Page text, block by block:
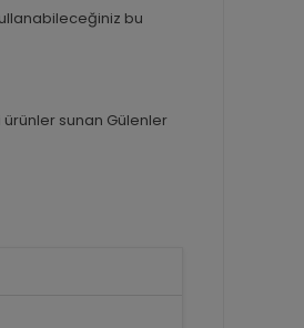
bu
sunan Gülenler